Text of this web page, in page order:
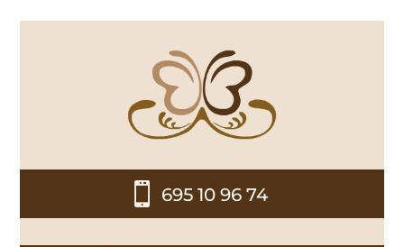
 695 10 96 74